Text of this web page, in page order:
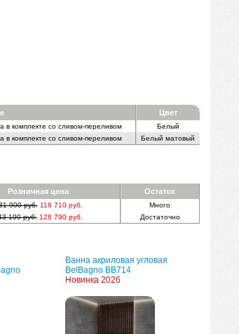
Цвет
в комплекте со сливом-переливом
Белый
в комплекте со сливом-переливом Белый матовый
Розничная цена Остаток
900 руб.118 710 руб.
Много
100 руб. 128 790 руб. Достаточно
Ванна акриловая угловая
BelBagno BB714
Новинка 2026